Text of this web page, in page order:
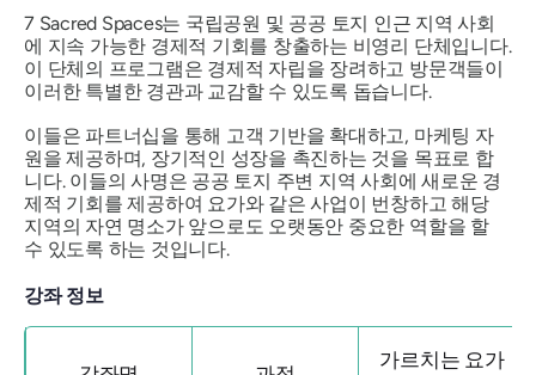
7 Sacred Spaces는 국립공원 및 공공 토지 인근 지역 사회
에 지속 가능한 경제적 기회를 창출하는 비영리 단체입니다.
이 단체의 프로그램은 경제적 자립을 장려하고 방문객들이
이러한 특별한 경관과 교감할 수 있도록 돕습니다.
이들은 파트너십을 통해 고객 기반을 확대하고, 마케팅 자
원을 제공하며, 장기적인 성장을 촉진하는 것을 목표로 합
니다. 이들의 사명은 공공 토지 주변 지역 사회에 새로운 경
제적 기회를 제공하여 요가와 같은 사업이 번창하고 해당
지역의 자연 명소가 앞으로도 오랫동안 중요한 역할을 할
수 있도록 하는 것입니다.
강좌 정보
가르치는 요가